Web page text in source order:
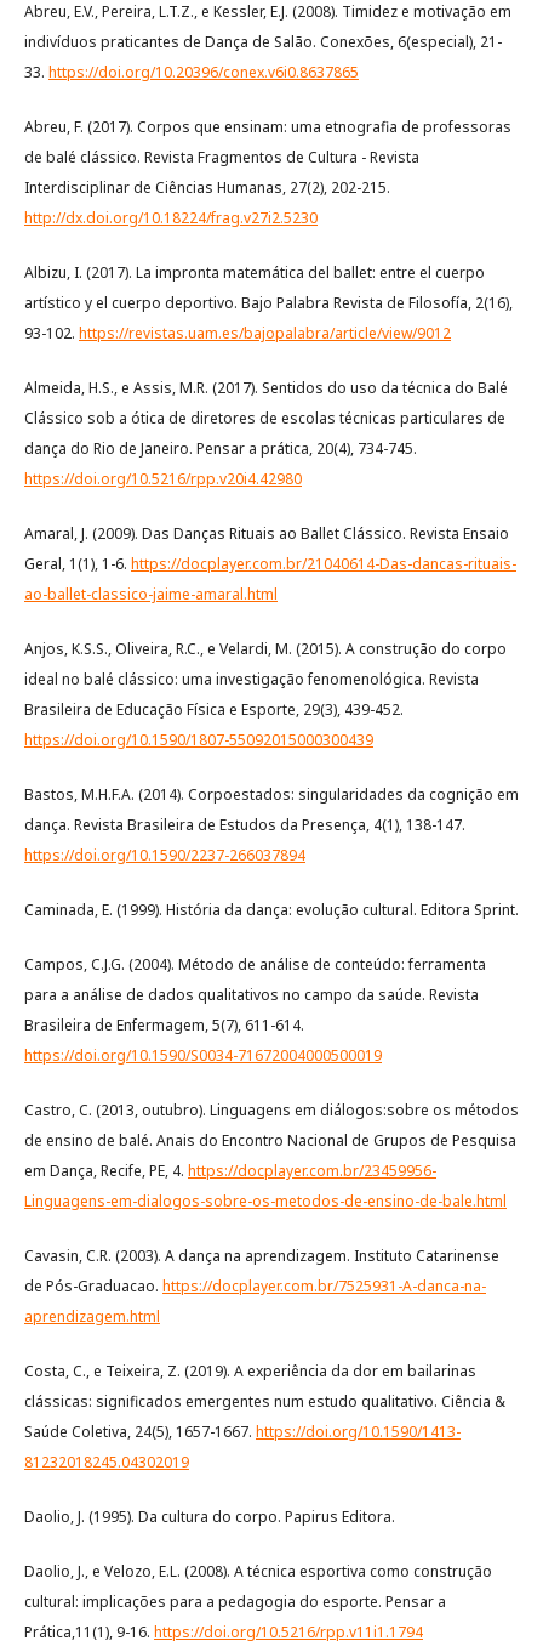
Abreu, E.V., Pereira, L.T.Z., e Kessler, E.J. (2008). Timidez e motivação em
indivíduos praticantes de Dança de Salão. Conexões, 6(especial), 21-
33. https://doi.org/10.20396/conex.v6i0.8637865
Abreu, F. (2017). Corpos que ensinam: uma etnografia de professoras
de balé clássico. Revista Fragmentos de Cultura - Revista
Interdisciplinar de Ciências Humanas, 27(2), 202-215.
http://dx.doi.org/10.18224/frag.v27i2.5230
Albizu, I. (2017). La impronta matemática del ballet: entre el cuerpo
artístico y el cuerpo deportivo. Bajo Palabra Revista de Filosofía, 2(16),
93-102. https://revistas.uam.es/bajopalabra/article/view/9012
Almeida, H.S., e Assis, M.R. (2017). Sentidos do uso da técnica do Balé
Clássico sob a ótica de diretores de escolas técnicas particulares de
dança do Rio de Janeiro. Pensar a prática, 20(4), 734-745.
https://doi.org/10.5216/rpp.v20i4.42980
Amaral, J. (2009). Das Danças Rituais ao Ballet Clássico. Revista Ensaio
Geral, 1(1), 1-6. https://docplayer.com.br/21040614-Das-dancas-rituais-
ao-ballet-classico-jaime-amaral.html
Anjos, K.S.S., Oliveira, R.C., e Velardi, M. (2015). A construção do corpo
ideal no balé clássico: uma investigação fenomenológica. Revista
Brasileira de Educação Física e Esporte, 29(3), 439-452.
https://doi.org/10.1590/1807-55092015000300439
Bastos, M.H.F.A. (2014). Corpoestados: singularidades da cognição em
dança. Revista Brasileira de Estudos da Presença, 4(1), 138-147.
https://doi.org/10.1590/2237-266037894
Caminada, E. (1999). História da dança: evolução cultural. Editora Sprint.
Campos, C.J.G. (2004). Método de análise de conteúdo: ferramenta
para a análise de dados qualitativos no campo da saúde. Revista
Brasileira de Enfermagem, 5(7), 611-614.
https://doi.org/10.1590/S0034-71672004000500019
Castro, C. (2013, outubro). Linguagens em diálogos:sobre os métodos
de ensino de balé. Anais do Encontro Nacional de Grupos de Pesquisa
em Dança, Recife, PE, 4. https://docplayer.com.br/23459956-
Linguagens-em-dialogos-sobre-os-metodos-de-ensino-de-bale.html
Cavasin, C.R. (2003). A dança na aprendizagem. Instituto Catarinense
de Pós-Graduacao. https://docplayer.com.br/7525931-A-danca-na-
aprendizagem.html
Costa, C., e Teixeira, Z. (2019). A experiência da dor em bailarinas
clássicas: significados emergentes num estudo qualitativo. Ciência &
Saúde Coletiva, 24(5), 1657-1667. https://doi.org/10.1590/1413-
81232018245.04302019
Daolio, J. (1995). Da cultura do corpo. Papirus Editora.
Daolio, J., e Velozo, E.L. (2008). A técnica esportiva como construção
cultural: implicações para a pedagogia do esporte. Pensar a
Prática,11(1), 9-16. https://doi.org/10.5216/rpp.v11i1.1794